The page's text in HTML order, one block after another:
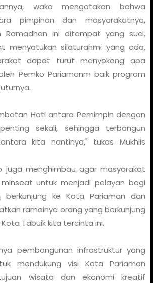
wako mengatakan bahwa
pimpinan dan masyarakatnya,
Ramadhan ini ditempat yang suci,
menyatukan silaturahmi yang ada,
dapat turut menyokong apa
Pemko Pariamanm baik program
Hati antara Pemimpin dengan
sekali, sehingga terbangun
kita nantinya," tukas Mukhlis
juga menghimbau agar masyarakat
untuk menjadi pelayan bagi
berkunjung ke Kota Pariaman dan
ramainya orang yang berkunjung
Tabuik kita tercinta ini.
pembangunan infrastruktur yang
mendukung visi Kota Pariaman
wisata dan ekonomi kreatif